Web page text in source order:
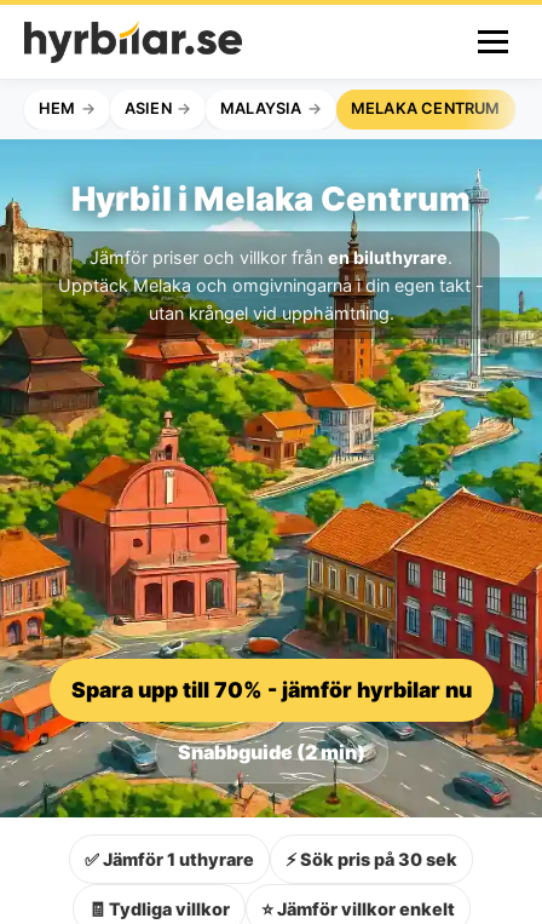
HEM ASIEN MALAYSIA MELAKA CENTRUM
Hyrbil i Melaka Centrum
Jämför priser och villkor från en biluthyrare.
Upptäck Melaka och omgivningarna i din egen takt -
utan krångel vid upphämtning.
Spara upp till 70% - jämför hyrbilar nu
Snabbguide (2 min)
✅ Jämför 1 uthyrare ⚡ Sök pris på 30 sek
🧾 Tydliga villkor ⭐ Jämför villkor enkelt